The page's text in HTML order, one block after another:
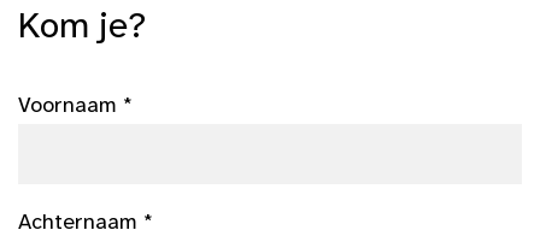
Kom je?
Voornaam *
Achternaam *